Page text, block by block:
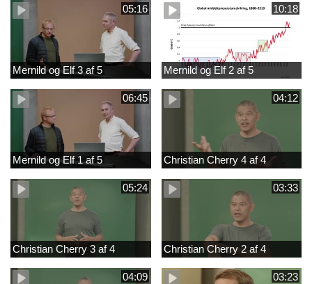
05:16
Mernild og Elf 3 af 5
10:18
Mernild og Elf 2 af 5
06:45
Mernild og Elf 1 af 5
04:12
Christian Cherry 4 af 4
05:24
Christian Cherry 3 af 4
03:33
Christian Cherry 2 af 4
04:09 03:23